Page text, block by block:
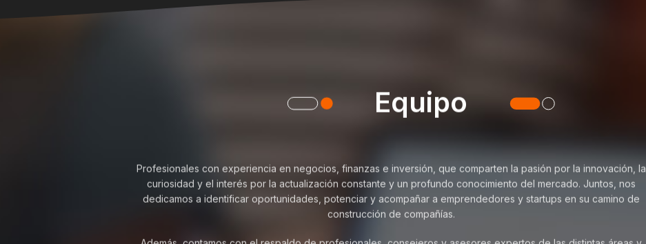
Equipo
Profesionales con experiencia en negocios, finanzas e inversión, que comparten la pasión por la innovación, la
curiosidad y el interés por la actualización constante y un profundo conocimiento del mercado. Juntos, nos
dedicamos a identificar oportunidades, potenciar y acompañar a emprendedores y startups en su camino de
construcción de compañías.
Además, contamos con el respaldo de profesionales, consejeros y asesores expertos de las distintas áreas y